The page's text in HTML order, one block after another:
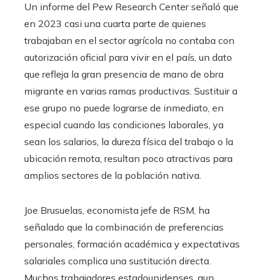
Un informe del Pew Research Center señaló que
en 2023 casi una cuarta parte de quienes
trabajaban en el sector agrícola no contaba con
autorización oficial para vivir en el país, un dato
que refleja la gran presencia de mano de obra
migrante en varias ramas productivas. Sustituir a
ese grupo no puede lograrse de inmediato, en
especial cuando las condiciones laborales, ya
sean los salarios, la dureza física del trabajo o la
ubicación remota, resultan poco atractivas para
amplios sectores de la población nativa.
Joe Brusuelas, economista jefe de RSM, ha
señalado que la combinación de preferencias
personales, formación académica y expectativas
salariales complica una sustitución directa.
Muchos trabajadores estadounidenses, aun